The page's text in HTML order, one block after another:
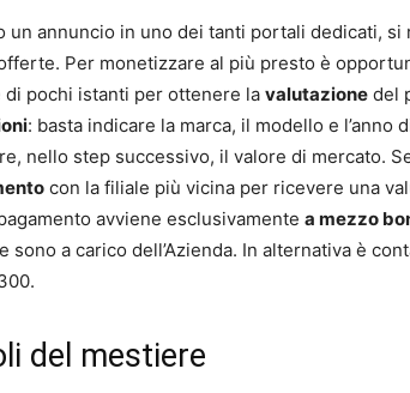
un annuncio in uno dei tanti portali dedicati,
Per monetizzare al più presto è
di pochi istanti per ottenere la valutazione del
: basta indicare la marca, il modello e
nello step successivo, il valore di mercato.
con la filiale più vicina per ricevere una
avviene esclusivamente a mezzo
sono a carico dell’Azienda. In alternativa è
.
del mestiere